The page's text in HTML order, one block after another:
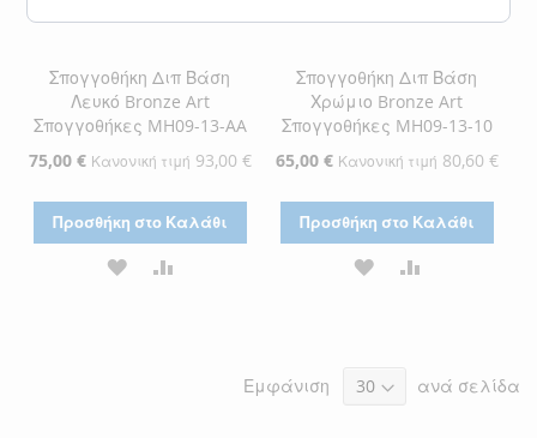
Σπογγοθήκη Διπ Βάση
Λευκό Bronze Art
Σπογγοθήκες MH09-13-AA
Ειδική
75,00 € Κανονική τιμή 93,00 €
Προσθήκη στο Καλάθι
ΠΡΟΣΘΉΚΗ
Σπογγοθήκη Διπ Βάση
Χρώμιο Bronze Art
Σπογγοθήκες MH09-13-10
Ειδική
65,00 € Κανονική τιμή 80,60 €
Προσθήκη στο Καλάθι
ΠΡΟΣΘΉΚΗ
ΕΠΙΘΥΜΙΏΝ
Εμφάνιση
ανά σελίδα